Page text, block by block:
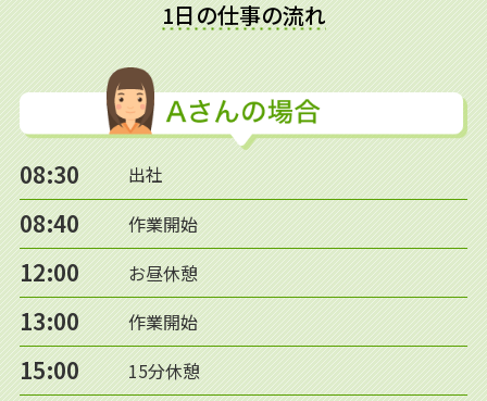
1日の仕事の流れ
08:30 出社
08:40 作業開始
12:00 お昼休憩
13:00 作業開始
15:00 15分休憩